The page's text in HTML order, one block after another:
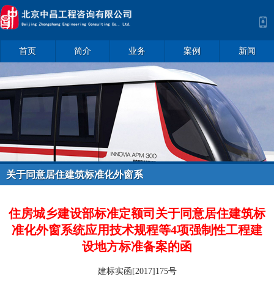
首页 简介 业务 案例 新闻
关于同意居住建筑标准化外窗系
统应用技术规程等4项强制性工
住房城乡建设部标准定额司关于同意居住建筑标
准化外窗系统应用技术规程等4项强制性工程建
设地方标准备案的函
建标实函 [2017]175号